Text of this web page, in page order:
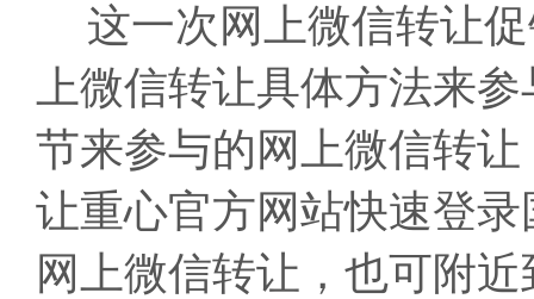
这一次网上微信转让
上微信转让具体方法来
节来参与的网上微信转
让重心官方网站快速登
网上微信转让，也可附